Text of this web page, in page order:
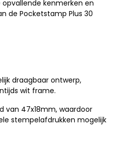
kenmerken en
de Pocketstamp Plus 30
draagbaar ontwerp,
wit frame.
van 47x18mm, waardoor
stempelafdrukken mogelijk